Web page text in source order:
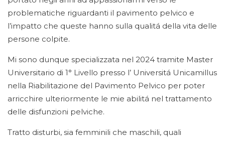
problematiche riguardanti il pavimento pelvico e
l’impatto che queste hanno sulla qualitá della vita delle
persone colpite.
Mi sono dunque specializzata nel 2024 tramite Master
Universitario di 1° Livello presso l’ Universitá Unicamillus
nella Riabilitazione del Pavimento Pelvico per poter
arricchire ulteriormente le mie abilitá nel trattamento
delle disfunzioni pelviche.
Tratto disturbi, sia femminili che maschili, quali